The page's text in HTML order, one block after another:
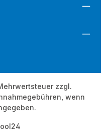
zzgl.
wenn